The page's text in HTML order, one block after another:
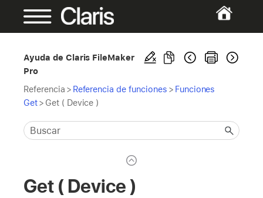
Ayuda de Claris FileMaker
Pro
Referencia > Referencia de funciones > Funciones
Get> Get ( Device )
Get ( Device )